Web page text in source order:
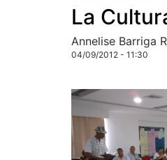
La
Annelise Barriga
04/09/2012 - 11:30